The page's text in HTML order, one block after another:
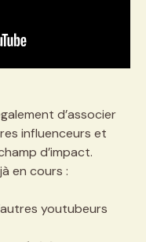
d’associer
influenceurs et
d’impact.
en cours :
youtubeurs